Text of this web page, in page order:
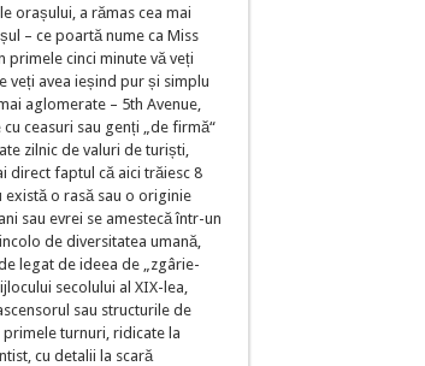
orașului, a rămas cea mai
– ce poartă nume ca Miss
cinci minute vă veți
veți avea ieșind pur și simplu
aglomerate – 5th Avenue,
ceasuri sau genți „de firmă“
zilnic de valuri de turiști,
direct faptul că aici trăiesc 8
o rasă sau o originie
sau evrei se amestecă într-un
de diversitatea umană,
legat de ideea de „zgârie-
secolului al XIX-lea,
sau structurile de
turnuri, ridicate la
cu detalii la scară